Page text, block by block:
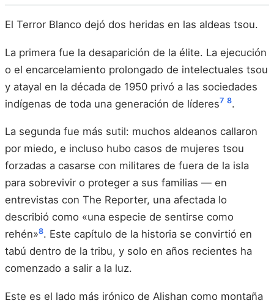
El Terror Blanco dejó dos heridas en las aldeas tsou.
La primera fue la desaparición de la élite. La ejecución
o el encarcelamiento prolongado de intelectuales tsou
y atayal en la década de 1950 privó a las sociedades
indígenas de toda una generación de líderes7 8.
La segunda fue más sutil: muchos aldeanos callaron
por miedo, e incluso hubo casos de mujeres tsou
forzadas a casarse con militares de fuera de la isla
para sobrevivir o proteger a sus familias — en
entrevistas con The Reporter, una afectada lo
describió como «una especie de sentirse como
rehén»8. Este capítulo de la historia se convirtió en
tabú dentro de la tribu, y solo en años recientes ha
comenzado a salir a la luz.
Este es el lado más irónico de Alishan como montaña